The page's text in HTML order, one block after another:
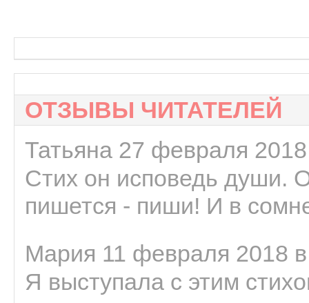
ОТЗЫВЫ ЧИТАТЕЛЕЙ
Татьяна 27 февраля
Стих он исповедь души.
пишется - пиши! И в
Мария 11 февраля 2018
Я выступала с этим